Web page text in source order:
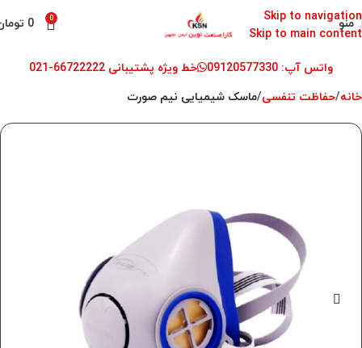
Skip to navigation
Skip to main content
منو 0
0
واتس آپ: 09120577330
خط ویژه پشتیبانی 66722222-021
خانه حفاظت تنفسی ماسک شیمیایی نیم صورت